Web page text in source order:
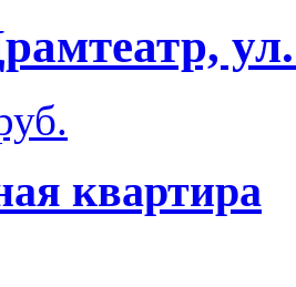
квартира